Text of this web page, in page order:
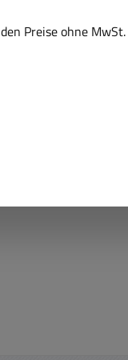
Preise ohne